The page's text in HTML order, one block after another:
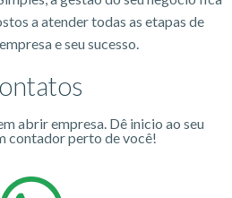
a atender todas as etapas de
e seu sucesso.
abrir empresa. Dê inicio ao seu
contador perto de você!